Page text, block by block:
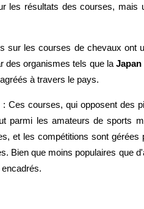
les résultats des courses, mais
sur les courses de chevaux ont
des organismes tels que la
à travers le pays.
: Ces courses, qui opposent des
parmi les amateurs de sports
et les compétitions sont gérées
Bien que moins populaires que